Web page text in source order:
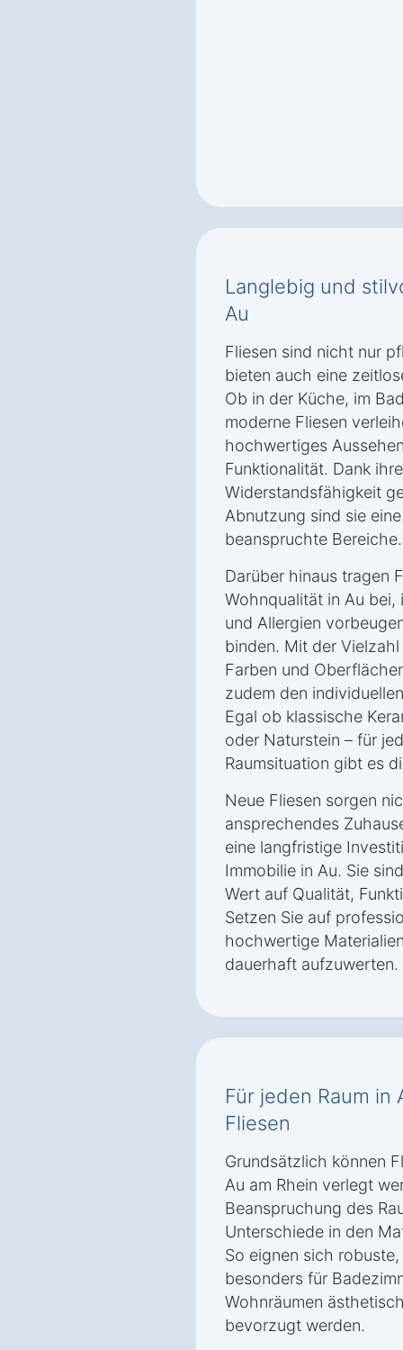
Langlebig und
Au
Fliesen sind nicht nur
bieten auch eine
Ob in der Küche, im
moderne Fliesen
hochwertiges
Funktionalität. Dank
Widerstandsfähigkeit
Abnutzung sind sie
beanspruchte Bereiche.
Darüber hinaus tragen
Wohnqualität in Au bei,
und Allergien
binden. Mit der
Farben und
zudem den
Egal ob klassische
oder Naturstein – für
Raumsituation gibt es
Neue Fliesen sorgen
ansprechendes
eine langfristige
Immobilie in Au. Sie
Wert auf Qualität,
Setzen Sie auf
hochwertige
dauerhaft aufzuwerten.
Für jeden Raum in
Fliesen
Grundsätzlich können
Au am Rhein verlegt
Beanspruchung des
Unterschiede in den
So eignen sich
besonders für
Wohnräumen
bevorzugt werden.